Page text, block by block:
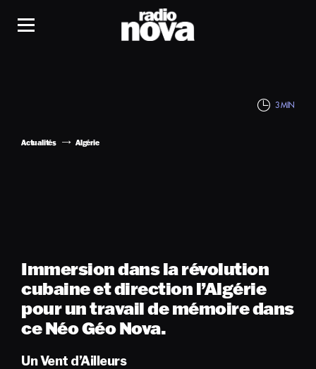
Actualités Algérie
3 MIN
Immersion dans la révolution
cubaine et direction l’Algérie
pour un travail de mémoire dans
ce Néo Géo Nova.
Un Vent d’Ailleurs